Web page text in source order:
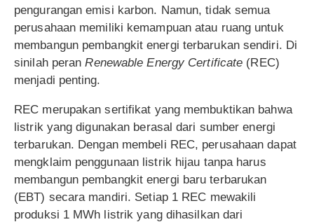
pengurangan emisi karbon. Namun, tidak semua
perusahaan memiliki kemampuan atau ruang untuk
membangun pembangkit energi terbarukan sendiri. Di
sinilah peranRenewable Energy Certificate (REC)
menjadi penting.
REC merupakan sertifikat yang membuktikan bahwa
listrik yang digunakan berasal dari sumber energi
terbarukan. Dengan membeli REC, perusahaan dapat
mengklaim penggunaan listrik hijau tanpa harus
membangun pembangkit energi baru terbarukan
(EBT) secara mandiri. Setiap 1 REC mewakili
produksi 1 MWh listrik yang dihasilkan dari